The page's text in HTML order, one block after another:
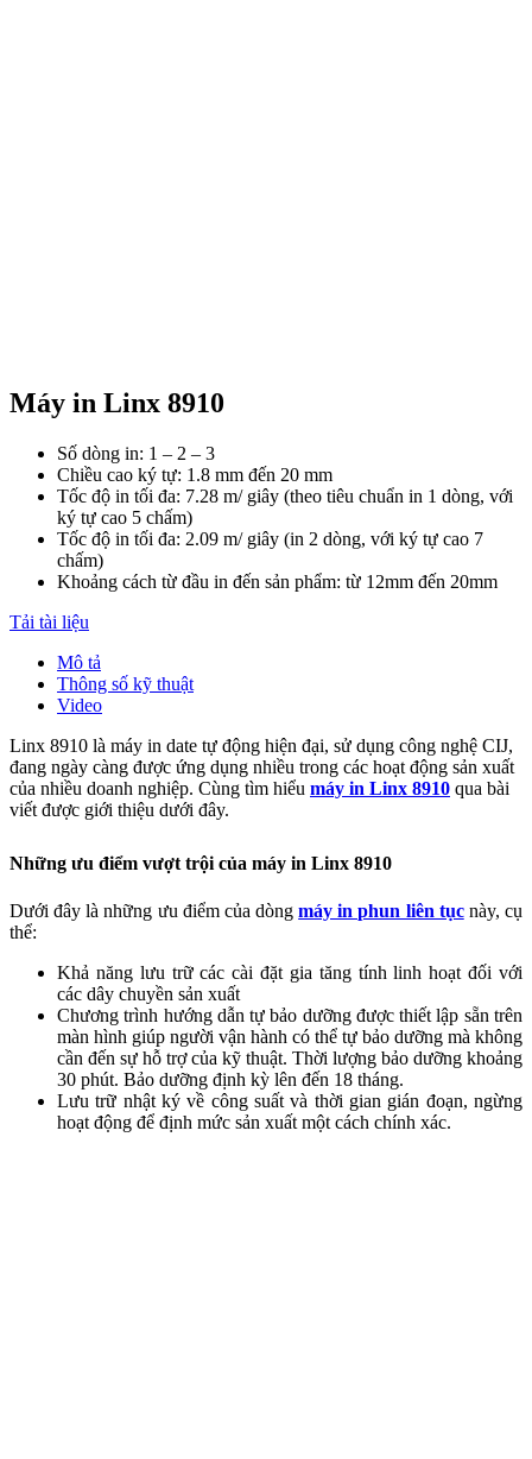
Máy in Linx 8910
Số dòng in: 1 – 2 – 3
Chiều cao ký tự: 1.8 mm đến 20 mm
Tốc độ in tối đa: 7.28 m/ giây (theo tiêu chuẩn in 1 dòng, với
ký tự cao 5 chấm)
Tốc độ in tối đa: 2.09 m/ giây (in 2 dòng, với ký tự cao 7
chấm)
Khoảng cách từ đầu in đến sản phẩm: từ 12mm đến 20mm
Tải tài liệu
Mô tả
Thông số kỹ thuật
Video
Linx 8910 là máy in date tự động hiện đại, sử dụng công nghệ CIJ,
đang ngày càng được ứng dụng nhiều trong các hoạt động sản xuất
của nhiều doanh nghiệp. Cùng tìm hiểu máy in Linx 8910 qua bài
viết được giới thiệu dưới đây.
Những ưu điểm vượt trội của máy in Linx 8910
Dưới đây là những ưu điểm của dòngmáy in phun liên tục này, cụ
thể:
Khả năng lưu trữ các cài đặt gia tăng tính linh hoạt đối với
các dây chuyền sản xuất
Chương trình hướng dẫn tự bảo dưỡng được thiết lập sẵn trên
màn hình giúp người vận hành có thể tự bảo dưỡng mà không
cần đến sự hỗ trợ của kỹ thuật. Thời lượng bảo dưỡng khoảng
30 phút. Bảo dưỡng định kỳ lên đến 18 tháng.
Lưu trữ nhật ký về công suất và thời gian gián đoạn, ngừng
hoạt động để định mức sản xuất một cách chính xác.